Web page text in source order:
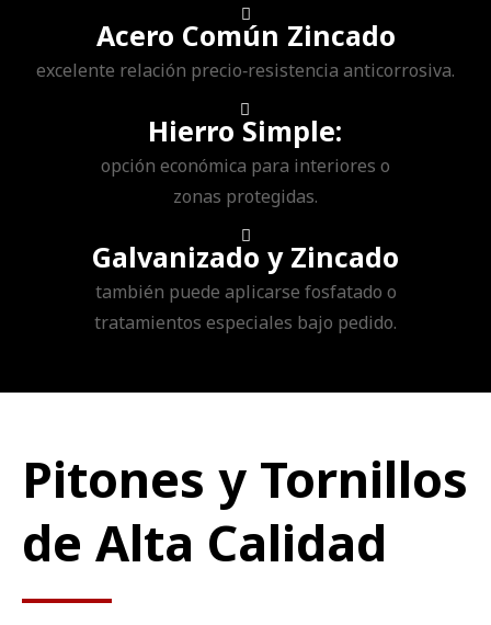
Acero Común Zincado
excelente relación precio‑resistencia anticorrosiva.
Hierro Simple:
opción económica para interiores o
zonas protegidas.
Galvanizado y Zincado
también puede aplicarse fosfatado o
tratamientos especiales bajo pedido.
Pitones y Tornillos
de Alta Calidad